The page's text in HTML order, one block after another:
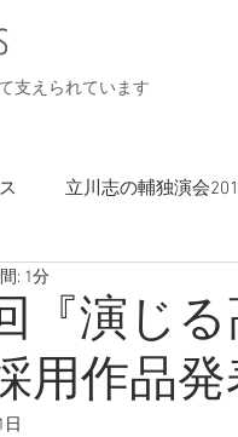
支えられています
立川志の輔独演会
スフォード大学演劇協会『
『演じ
用作品発
: 1分